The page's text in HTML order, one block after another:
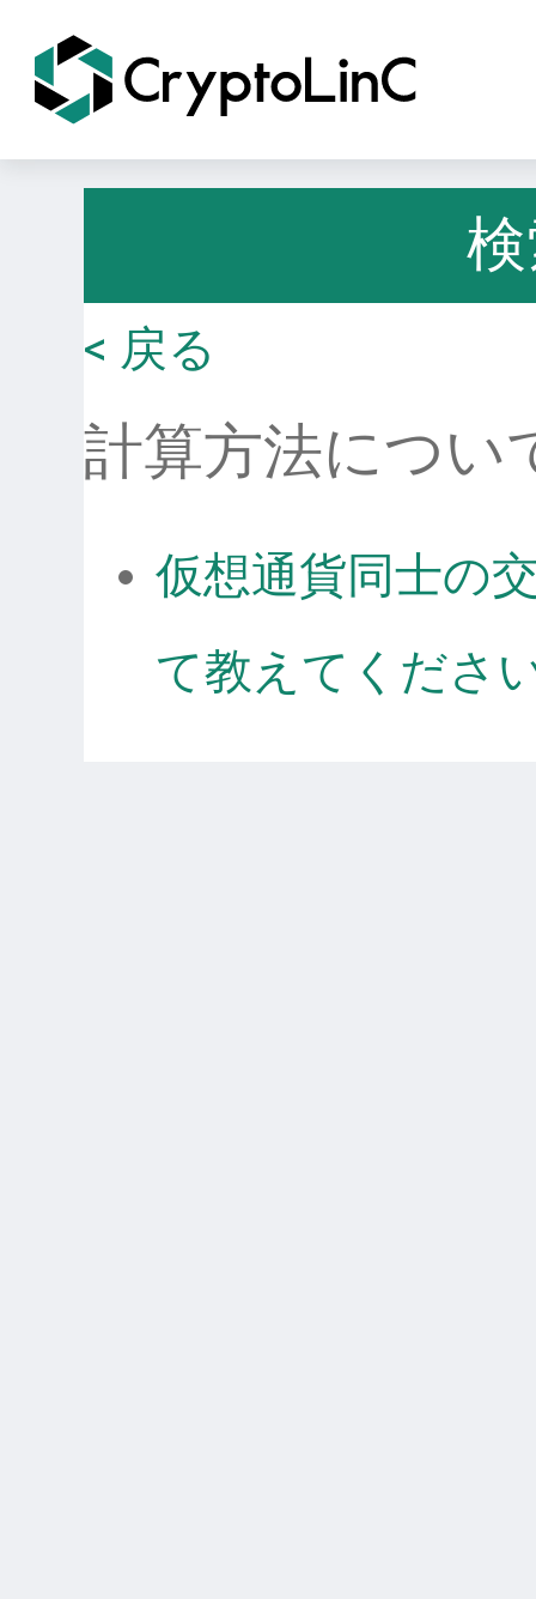
< 戻る
計算方法につい
仮想通貨同士の
て教えてくださ